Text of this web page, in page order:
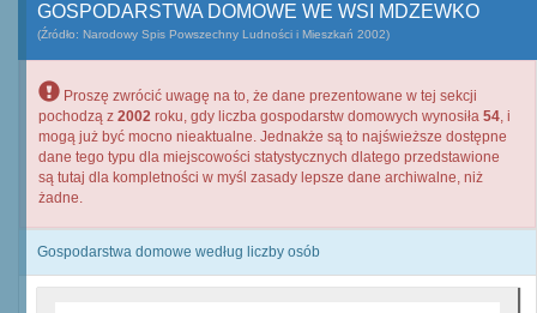
GOSPODARSTWA DOMOWE WE WSI MDZEWKO
(Źródło: Narodowy Spis Powszechny Ludności i Mieszkań 2002)
Proszę zwrócić uwagę na to, że dane prezentowane w tej sekcji
pochodzą z 2002 roku, gdy liczba gospodarstw domowych wynosiła 54, i
mogą już być mocno nieaktualne. Jednakże są to najświeższe dostępne
dane tego typu dla miejscowości statystycznych dlatego przedstawione
są tutaj dla kompletności w myśl zasady lepsze dane archiwalne, niż
żadne.
Gospodarstwa domowe według liczby osób